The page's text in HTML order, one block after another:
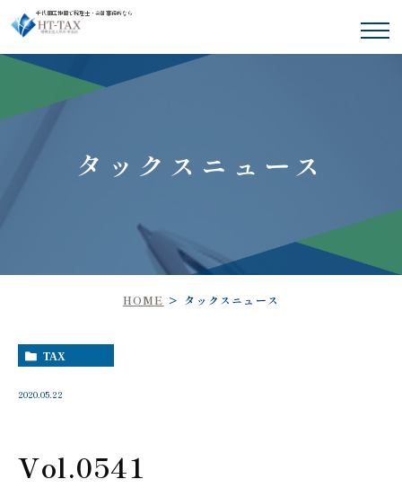
千代田区神田で税理士・会計事務所なら
タックスニュース
HOME タックスニュース
TAX
2020.05.22
Vol.0541